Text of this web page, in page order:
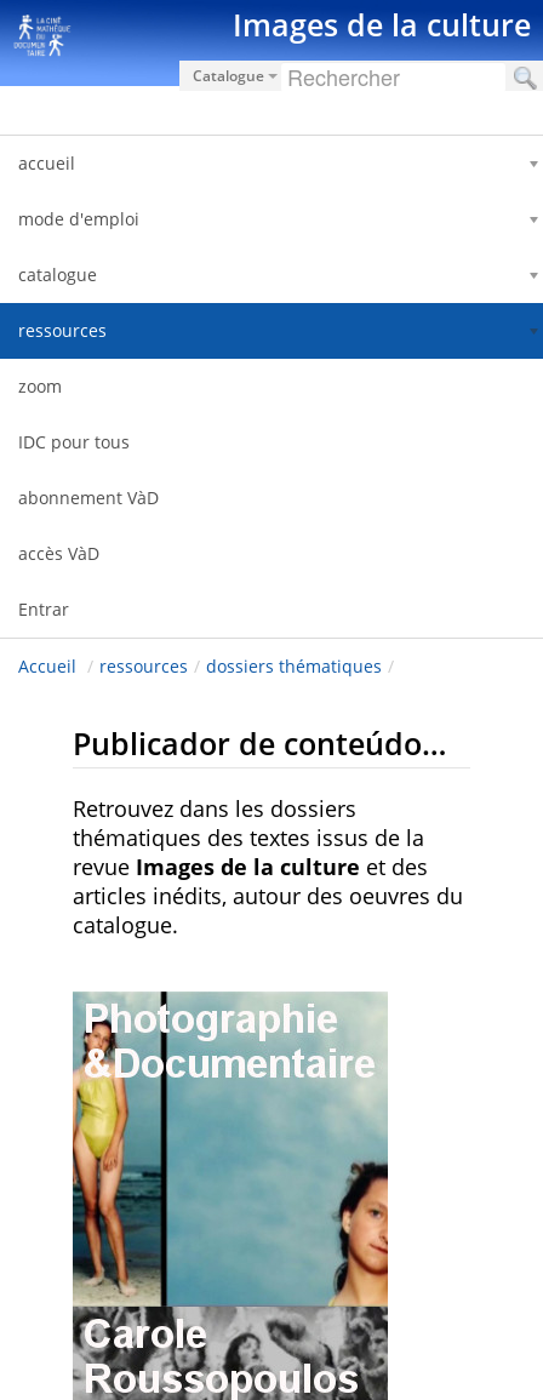
Pular para o conteúdo Images de la culture
Catalogue
accueil
mode d'emploi
catalogue
ressources
zoom
IDC pour tous
abonnement VàD
accès VàD
Entrar
Accueil / ressources / dossiers thématiques /
Publicador de conteúdo web
Retrouvez dans les dossiers
thématiques des textes issus de la
revue Images de la culture et des
articles inédits, autour des oeuvres du
catalogue.